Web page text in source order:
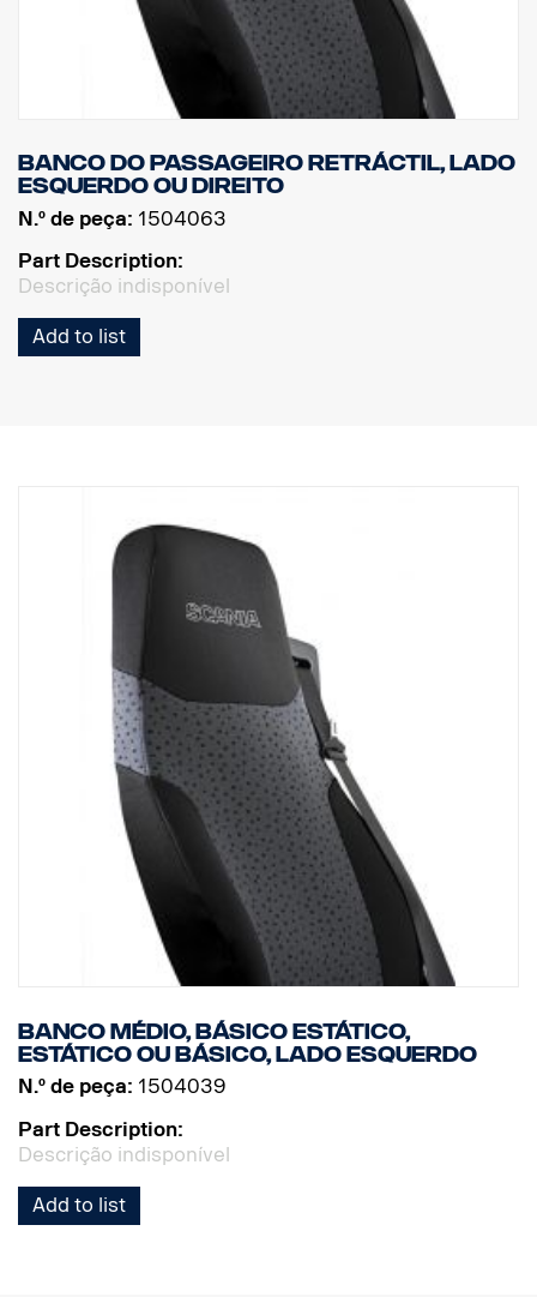
Banco do passageiro retráctil, lado
esquerdo ou direito
N.º de peça: 1504063
Part Description:
Descrição indisponível
Add to list
Banco médio, básico estático,
estático ou básico, lado esquerdo
N.º de peça: 1504039
Part Description:
Descrição indisponível
Add to list